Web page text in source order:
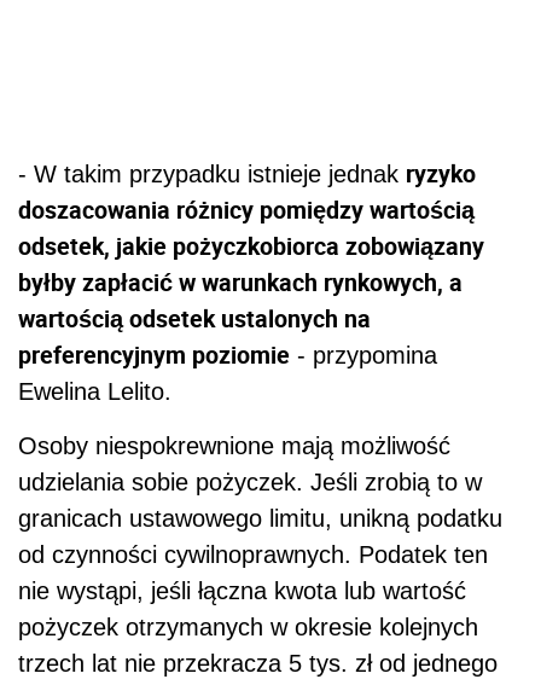
- W takim przypadku istnieje jednak ryzyko
doszacowania różnicy pomiędzy wartością
odsetek, jakie pożyczkobiorca zobowiązany
byłby zapłacić w warunkach rynkowych, a
wartością odsetek ustalonych na
preferencyjnym poziomie - przypomina
Ewelina Lelito.
Osoby niespokrewnione mają możliwość
udzielania sobie pożyczek. Jeśli zrobią to w
granicach ustawowego limitu, unikną podatku
od czynności cywilnoprawnych. Podatek ten
nie wystąpi, jeśli łączna kwota lub wartość
pożyczek otrzymanych w okresie kolejnych
trzech lat nie przekracza 5 tys. zł od jednego